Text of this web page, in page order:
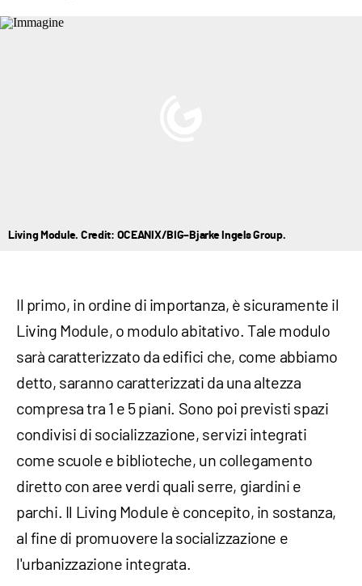
Living Module. Credit: OCEANIX/BIG–Bjarke Ingels Group.
Il primo, in ordine di importanza, è sicuramente il
Living Module, o modulo abitativo. Tale modulo
sarà caratterizzato da edifici che, come abbiamo
detto, saranno caratterizzati da una altezza
compresa tra 1 e 5 piani. Sono poi previsti spazi
condivisi di socializzazione, servizi integrati
come scuole e biblioteche, un collegamento
diretto con aree verdi quali serre, giardini e
parchi. Il Living Module è concepito, in sostanza,
al fine di promuovere la socializzazione e
l'urbanizzazione integrata.